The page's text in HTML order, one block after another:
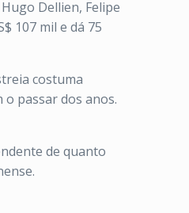
Dellien, Felipe
107 mil e dá 75
costuma
passar dos anos.
de quanto